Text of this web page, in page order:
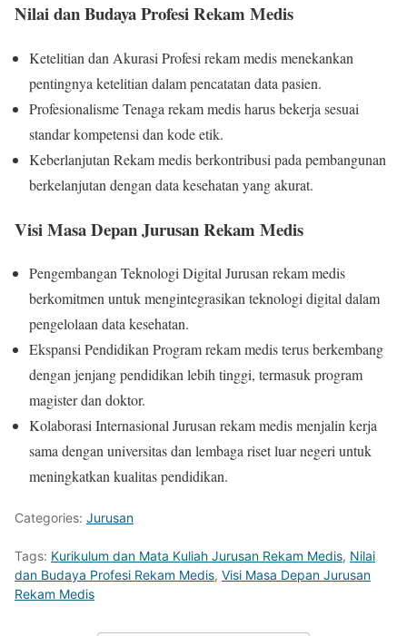
Nilai dan Budaya Profesi Rekam Medis
Ketelitian dan Akurasi Profesi rekam medis menekankan
pentingnya ketelitian dalam pencatatan data pasien.
Profesionalisme Tenaga rekam medis harus bekerja sesuai
standar kompetensi dan kode etik.
Keberlanjutan Rekam medis berkontribusi pada pembangunan
berkelanjutan dengan data kesehatan yang akurat.
Visi Masa Depan Jurusan Rekam Medis
Pengembangan Teknologi Digital Jurusan rekam medis
berkomitmen untuk mengintegrasikan teknologi digital dalam
pengelolaan data kesehatan.
Ekspansi Pendidikan Program rekam medis terus berkembang
dengan jenjang pendidikan lebih tinggi, termasuk program
magister dan doktor.
Kolaborasi Internasional Jurusan rekam medis menjalin kerja
sama dengan universitas dan lembaga riset luar negeri untuk
meningkatkan kualitas pendidikan.
Categories: Jurusan
Tags: Kurikulum dan Mata Kuliah Jurusan Rekam Medis, Nilai
dan Budaya Profesi Rekam Medis, Visi Masa Depan Jurusan
Rekam Medis